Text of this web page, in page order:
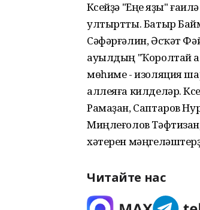
Күсейҙә "Еңеү яҙы"
ултыртты. Батыр
Сәфәрғәлин, Әсҡәт
ауылдың "Ҡоролтай
мөһиме - изоляция
аллеяға килделәр.
Рамаҙан, Саптаров
Миңлеғолов
хәтерен
Читайте нас